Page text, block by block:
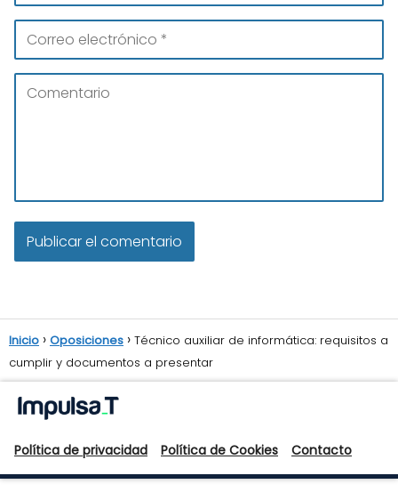
Inicio Oposiciones
Técnico auxiliar de informática: requisitos a
cumplir y documentos a presentar
Política de privacidad Política de Cookies Contacto